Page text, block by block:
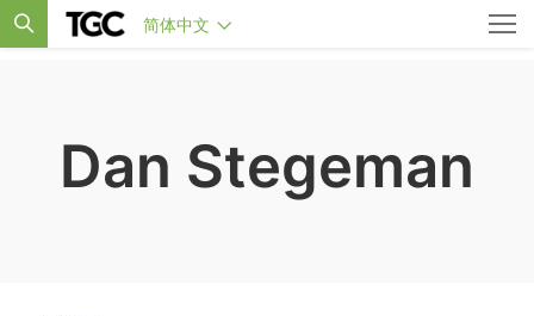
简体中文
Dan Stegeman